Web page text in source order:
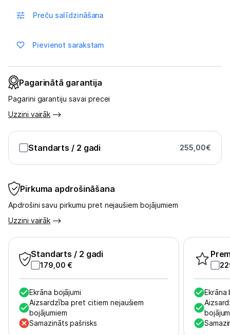
Tehnikas izvešana
Uzņēmumiem
Tet pakalpojumi
Preču salīdzināšana
Pievienot sarakstam
Pirkuma apdrošināšana
Apdrošini savu pirkumu pret nejaušiem bojājumiem
Uzzini vairāk
Standarts / 2 gadi
179,00 €
Ekrāna bojājumi
Aizsardzība pret citiem nejaušiem
bojājumiem
Samazināts pašrisks
Ekrāna
Pagarinātā garantija
Pagarini garantiju savai precei
Uzzini vairāk
Standarts / 2 gadi 255,00€